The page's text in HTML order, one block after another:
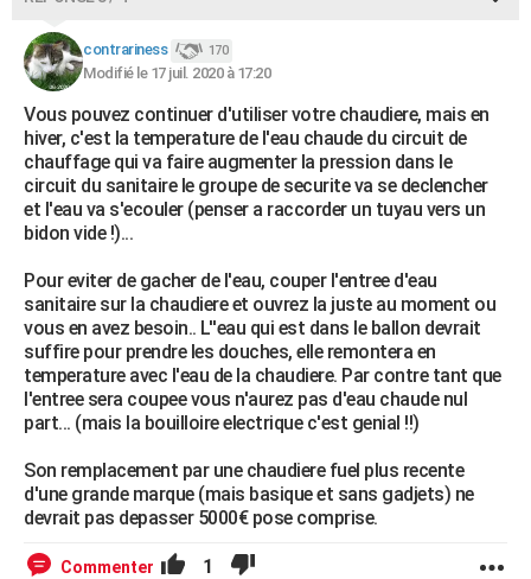
contrariness 170
Modifié le 17 juil. 2020 à 17:20
Vous pouvez continuer d'utiliser votre chaudiere, mais en
hiver, c'est la temperature de l'eau chaude du circuit de
chauffage qui va faire augmenter la pression dans le
circuit du sanitaire le groupe de securite va se declencher
et l'eau va s'ecouler (penser a raccorder un tuyau vers un
bidon vide !)...
Pour eviter de gacher de l'eau, couper l'entree d'eau
sanitaire sur la chaudiere et ouvrez la juste au moment ou
vous en avez besoin.. L''eau qui est dans le ballon devrait
suffire pour prendre les douches, elle remontera en
temperature avec l'eau de la chaudiere. Par contre tant que
l'entree sera coupee vous n'aurez pas d'eau chaude nul
part... (mais la bouilloire electrique c'est genial !!)
Son remplacement par une chaudiere fuel plus recente
d'une grande marque (mais basique et sans gadjets) ne
devrait pas depasser 5000€ pose comprise.
Commenter 1